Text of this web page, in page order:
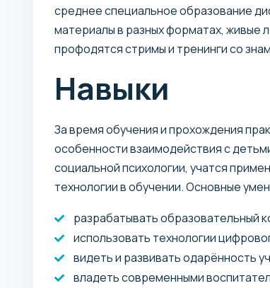
среднее специальное образование
материалы в разных форматах, живые
профодятся стримы и тренинги со
Навыки
За время обучения и прохождения
особенности взаимодействия с
социальной психологии, учатся
технологии в обучении. Основные
разрабатывать образовательный
использовать технологии
видеть и развивать одарённость
владеть современными